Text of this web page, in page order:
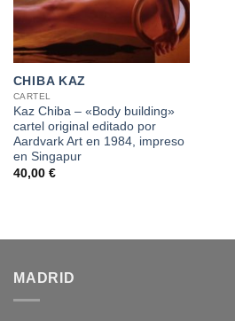
CHIBA KAZ
CARTEL
Kaz Chiba – «Body building»
cartel original editado por
Aardvark Art en 1984, impreso
en Singapur
40,00 €
MADRID